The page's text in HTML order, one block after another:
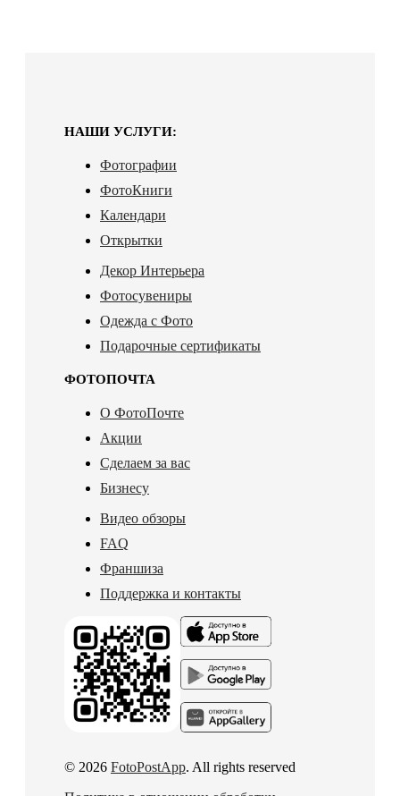
НАШИ УСЛУГИ:
Фотографии
ФотоКниги
Календари
Открытки
Декор Интерьера
Фотосувениры
Одежда с Фото
Подарочные сертификаты
ФОТОПОЧТА
О ФотоПочте
Акции
Сделаем за вас
Бизнесу
Видео обзоры
FAQ
Франшиза
Поддержка и контакты
© 2026 FotoPostApp. All rights reserved